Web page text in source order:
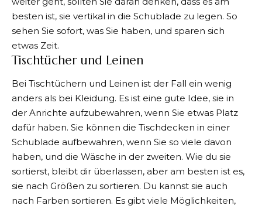
besten ist, sie vertikal in die Schublade zu legen. So
sehen Sie sofort, was Sie haben, und sparen sich
etwas Zeit.
Tischtücher und Leinen
Bei Tischtüchern und Leinen ist der Fall ein wenig
anders als bei Kleidung. Es ist eine gute Idee, sie in
der Anrichte aufzubewahren, wenn Sie etwas Platz
dafür haben. Sie können die Tischdecken in einer
Schublade aufbewahren, wenn Sie so viele davon
haben, und die Wäsche in der zweiten. Wie du sie
sortierst, bleibt dir überlassen, aber am besten ist es,
sie nach Größen zu sortieren. Du kannst sie auch
nach Farben sortieren. Es gibt viele Möglichkeiten,